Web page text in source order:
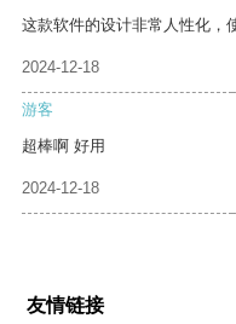
这款软件的设计非常人性化，
2024-12-18
游客
超棒啊 好用
2024-12-18
友情链接